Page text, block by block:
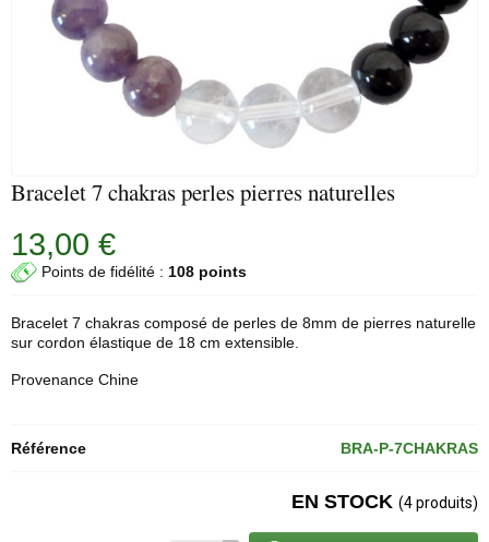
Bracelet 7 chakras perles pierres naturelles
13,00 €
Points de fidélité : 108 points
Bracelet 7 chakras composé de perles de 8mm de pierres naturelle
sur cordon élastique de 18 cm extensible.
Provenance Chine
Référence BRA-P-7CHAKRAS
EN STOCK (4 produits)